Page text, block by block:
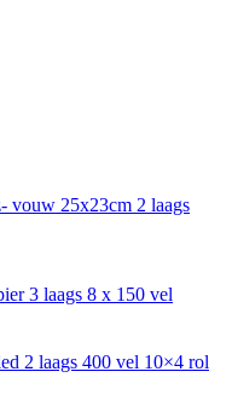
vouw 25x23cm 2 laags
3 laags 8 x 150 vel
2 laags 400 vel 10×4 rol